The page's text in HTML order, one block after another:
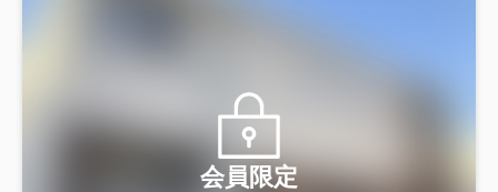
会員限定